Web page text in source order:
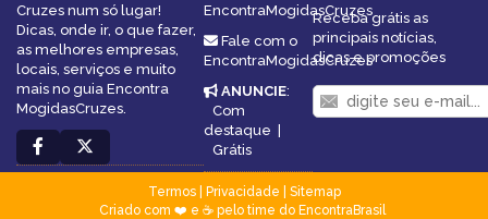
Cruzes num só lugar!
Dicas, onde ir, o que fazer,
as melhores empresas,
locais, serviços e muito
mais no guia Encontra
MogidasCruzes.
EncontraMogidasCruzes
Fale com o
EncontraMogidasCruzes
ANUNCIE:
Com
destaque |
Grátis
Receba grátis as
principais notícias,
dicas e promoções
Termos| Privacidade
Sitemap
Criado com ❤️ e ☕ pelo time do EncontraBrasil